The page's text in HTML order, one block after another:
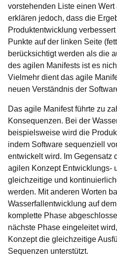
vorstehenden Liste einen
erklären jedoch, dass die
Produktentwicklung
Punkte auf der linken Seite
berücksichtigt werden als die
des agilen Manifests ist es
Vielmehr dient das agile
neuen Verständnis der
Das agile Manifest führte zu
Konsequenzen. Bei der
beispielsweise wird die
indem Software sequenziell
entwickelt wird. Im Gegensatz
agilen Konzept Entwicklungs-
gleichzeitige und
werden. Mit anderen Worten
Wasserfallentwicklung auf
komplette Phase
nächste Phase eingeleitet
Konzept die gleichzeitige
Sequenzen unterstützt.